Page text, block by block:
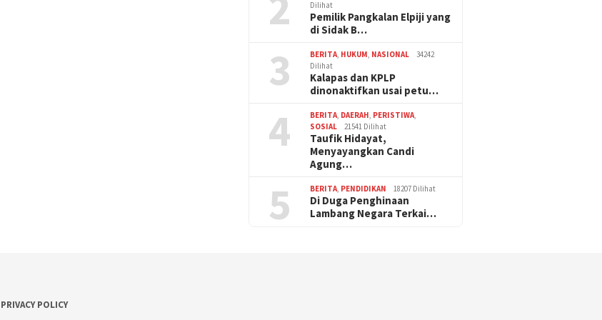
Dilihat
Pemilik Pangkalan Elpiji yang
di Sidak B…
3 BERITA, HUKUM, NASIONAL
34242
Dilihat
Kalapas dan KPLP
dinonaktifkan usai petu…
4 BERITA, DAERAH, PERISTIWA,
SOSIAL
21541 Dilihat
Taufik Hidayat,
Menyayangkan Candi
Agung…
5 BERITA, PENDIDIKAN 18207 Dilihat
Di Duga Penghinaan
Lambang Negara Terkai…
PRIVACY POLICY